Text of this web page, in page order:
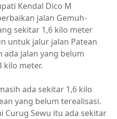
Kendal Dico M
jalan Gemuh-
sekitar 1,6 kilo meter
untuk jalur jalan Patean
ada jalan yang belum
kilo meter.
ada sekitar 1,6 kilo
yang belum terealisasi.
Curug Sewu itu ada sekitar